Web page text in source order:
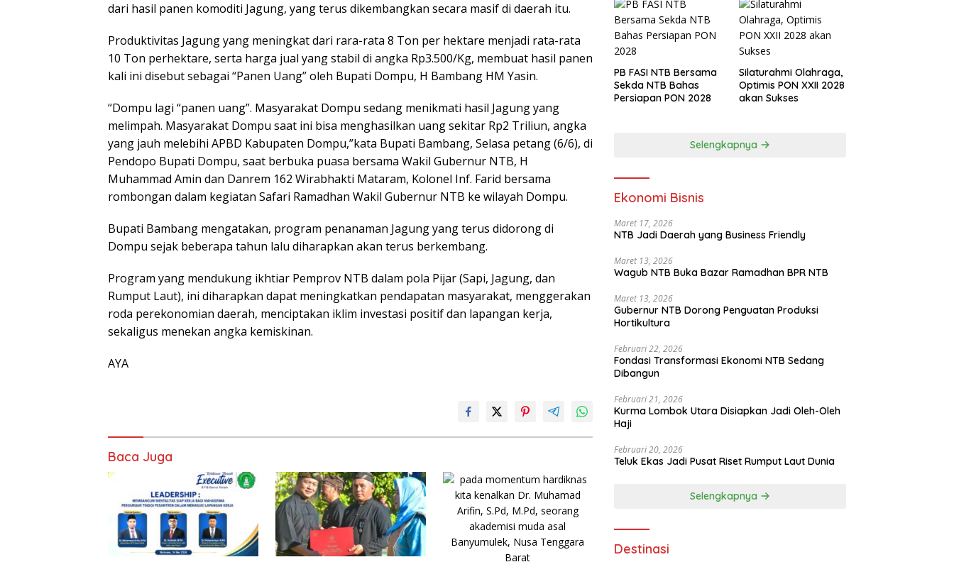
dari hasil panen komoditi Jagung, yang terus dikembangkan secara masif di daerah itu.
Produktivitas Jagung yang meningkat dari rara-rata 8 Ton per hektare menjadi rata-rata
10 Ton perhektare, serta harga jual yang stabil di angka Rp3.500/Kg, membuat hasil panen
kali ini disebut sebagai “Panen Uang” oleh Bupati Dompu, H Bambang HM Yasin.
“Dompu lagi “panen uang”. Masyarakat Dompu sedang menikmati hasil Jagung yang
melimpah. Masyarakat Dompu saat ini bisa menghasilkan uang sekitar Rp2 Triliun, angka
yang jauh melebihi APBD Kabupaten Dompu,”kata Bupati Bambang, Selasa petang (6/6), di
Pendopo Bupati Dompu, saat berbuka puasa bersama Wakil Gubernur NTB, H
Muhammad Amin dan Danrem 162 Wirabhakti Mataram, Kolonel Inf. Farid bersama
rombongan dalam kegiatan Safari Ramadhan Wakil Gubernur NTB ke wilayah Dompu.
Bupati Bambang mengatakan, program penanaman Jagung yang terus didorong di
Dompu sejak beberapa tahun lalu diharapkan akan terus berkembang.
Program yang mendukung ikhtiar Pemprov NTB dalam pola Pijar (Sapi, Jagung, dan
Rumput Laut), ini diharapkan dapat meningkatkan pendapatan masyarakat, menggerakan
roda perekonomian daerah, menciptakan iklim investasi positif dan lapangan kerja,
sekaligus menekan angka kemiskinan.
AYA
Baca Juga
PB FASI NTB Bersama
Sekda NTB Bahas
Persiapan PON 2028
Silaturahmi Olahraga,
Optimis PON XXII 2028
akan Sukses
Selengkapnya
Ekonomi Bisnis
Maret 17, 2026
NTB Jadi Daerah yang Business Friendly
Maret 13, 2026
Wagub NTB Buka Bazar Ramadhan BPR NTB
Maret 13, 2026
Gubernur NTB Dorong Penguatan Produksi
Hortikultura
Februari 22, 2026
Fondasi Transformasi Ekonomi NTB Sedang
Dibangun
Februari 21, 2026
Kurma Lombok Utara Disiapkan Jadi Oleh-Oleh
Haji
Februari 20, 2026
Teluk Ekas Jadi Pusat Riset Rumput Laut Dunia
Selengkapnya
Destinasi